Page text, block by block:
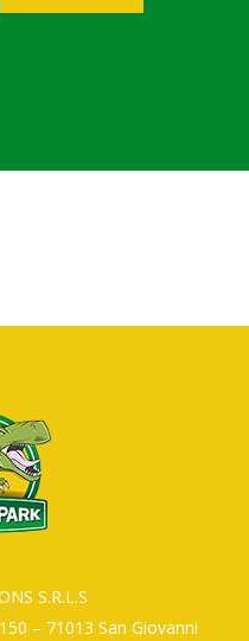
S.R.L.S
– 71013 San Giovanni